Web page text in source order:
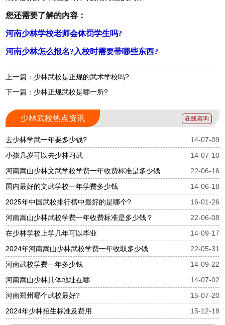
您还需要了解的内容：
河南少林学校老师会体罚学生吗?
河南少林怎么报名?入校时需要带哪些东西?
上一篇：少林武校是正规的武术学校吗?
下一篇：少林正规武校是哪一所?
少林武校热点资讯 在线咨询
去少林学武一年要多少钱?
14-07-09
小孩几岁可以去少林习武
14-07-10
河南嵩山少林文武学校学费一年收费标准是多少钱
22-06-16
国内最好的文武学校一年学费多少钱
14-06-18
2025年中国武校排行榜中最好的是哪个?
16-01-26
河南嵩山少林武校学费一年收费标准是多少钱？
22-06-08
在少林学校上学几年可以毕业
14-09-17
2024年河南嵩山少林武校学费一年收取多少钱
22-05-31
河南武校学费一年多少钱
14-09-22
河南嵩山少林具体地址在哪
14-07-02
河南郑州哪个武校最好?
15-07-20
2024年少林招生标准及费用
15-12-18